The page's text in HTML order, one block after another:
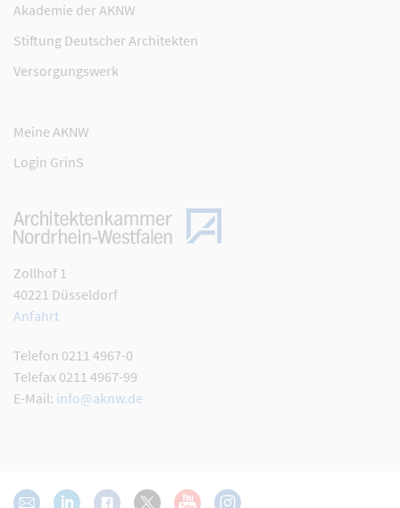
Akademie der AKNW
Stiftung Deutscher Architekten
Versorgungswerk
Meine AKNW
Login GrinS
Zollhof 1
40221 Düsseldorf
Anfahrt
Telefon 0211 4967-0
Telefax 0211 4967-99
E-Mail: info@aknw.de